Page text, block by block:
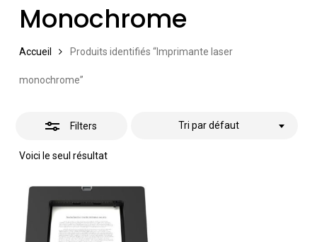
Monochrome
Accueil Produits identifiés “Imprimante laser
monochrome”
Filters
Voici le seul résultat
Tri par défaut